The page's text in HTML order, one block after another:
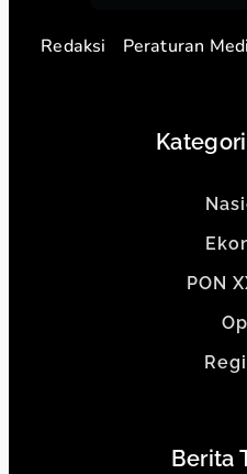
Redaksi Peraturan
PON
Berita